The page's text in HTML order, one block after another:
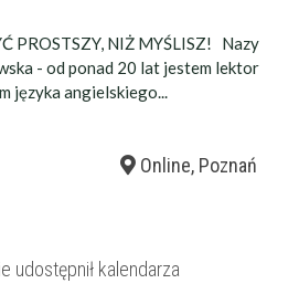
PROSTSZY, NIŻ MYŚLISZ! Nazy
- od ponad 20 lat jestem lektor
języka angielskiego...
Online, Poznań
udostępnił kalendarza